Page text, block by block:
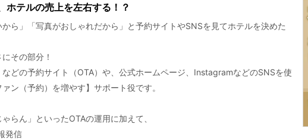
ホテルの売上を左右する！？
ら」「写真がおしゃれだから」と予約サイトやSNSを見てホテルを決めた
その部分！
などの予約サイト（OTA）や、公式ホームページ、InstagramなどのSNSを使
ン（予約）を増やす】サポート役です。
らん」といったOTAの運用に加えて、
発信